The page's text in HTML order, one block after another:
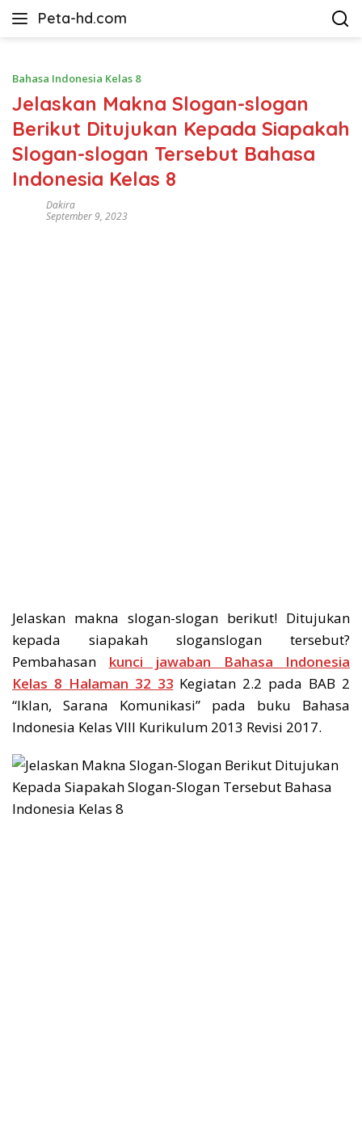
Peta-hd.com
Kumpulan
HD
Bahasa Indonesia Kelas 8
Jelaskan Makna Slogan-slogan
Berikut Ditujukan Kepada Siapakah
Slogan-slogan Tersebut Bahasa
Indonesia Kelas 8
Dakira
September 9, 2023
Jelaskan makna slogan-slogan berikut! Ditujukan
kepada siapakah sloganslogan tersebut?
Pembahasan kunci jawaban Bahasa Indonesia
Kelas 8 Halaman 32 33 Kegiatan 2.2 pada BAB 2
“Iklan, Sarana Komunikasi” pada buku Bahasa
Indonesia Kelas VIII Kurikulum 2013 Revisi 2017.